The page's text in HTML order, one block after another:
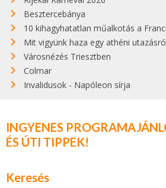
Besztercebánya
10 kihagyhatatlan műalkotás a
Mit vigyünk haza egy athéni
Városnézés Triesztben
Colmar
Invalidusok - Napóleon sírja
INGYENES
ÉS ÚTI TIPPEK!
Keresés